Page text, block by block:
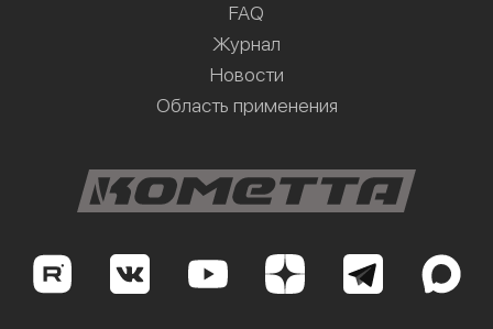
FAQ
Журнал
Новости
Область применения